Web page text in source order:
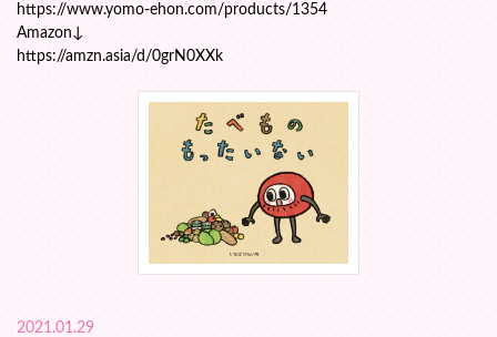
https://www.yomo-ehon.com/products/1354
Amazon↓
https://amzn.asia/d/0grN0XXk
2021.01.29